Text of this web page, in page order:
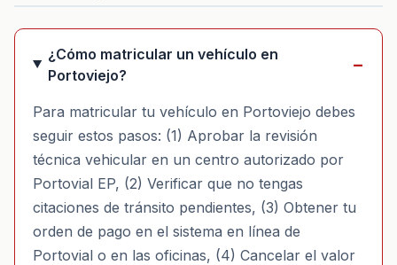
¿Cómo matricular un vehículo en
Portoviejo?
Para matricular tu vehículo en Portoviejo debes
seguir estos pasos: (1) Aprobar la revisión
técnica vehicular en un centro autorizado por
Portovial EP, (2) Verificar que no tengas
citaciones de tránsito pendientes, (3) Obtener tu
orden de pago en el sistema en línea de
Portovial o en las oficinas, (4) Cancelar el valor